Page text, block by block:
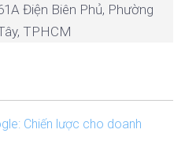
Điện Biên Phủ, Phường
TPHCM
Chiến lược cho doanh